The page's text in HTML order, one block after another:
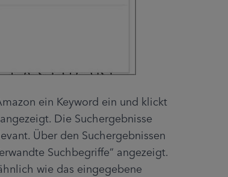
ein Keyword ein und klickt
Die Suchergebnisse
Über den Suchergebnissen
Suchbegriffe“ angezeigt.
wie das eingegebene